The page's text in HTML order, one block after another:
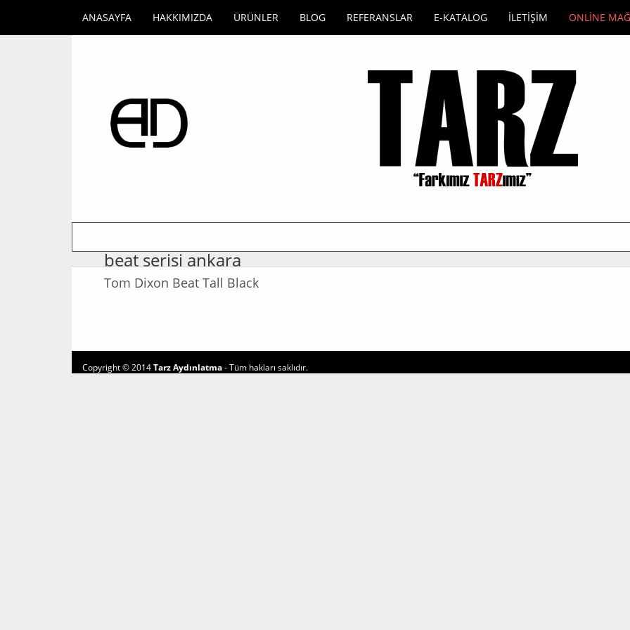
ANASAYFA HAKKIMIZDA ÜRÜNLER BLOG REFERANSLAR E-KATALOG İLETİŞİM ONLİNE
beat serisi ankara
Tom Dixon Beat Tall Black
Copyright © 2014Tarz Aydınlatma- Tüm hakları saklıdır.